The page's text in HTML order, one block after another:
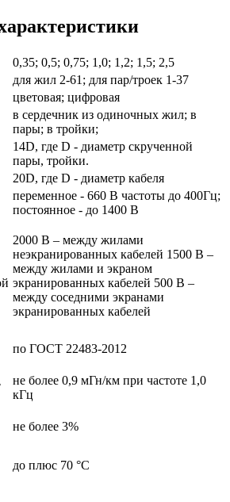
0,35; 0,5; 0,75; 1,0; 1,2; 1,5; 2,5
для жил 2-61; для пар/троек 1-37
цветовая; цифровая
в сердечник из одиночных жил; в
пары; в тройки;
14D, где D - диаметр скрученной
пары, тройки.
20D, где D - диаметр кабеля
переменное - 660 В частоты до 400Гц;
постоянное - до 1400 В
2000 В – между жилами
неэкранированных кабелей 1500 В –
между жилами и экраном
экранированных кабелей 500 В –
между соседними экранами
экранированных кабелей
по ГОСТ 22483-2012
не более 0,9 мГн/км при частоте 1,0
кГц
не более 3%
до плюс 70 °С